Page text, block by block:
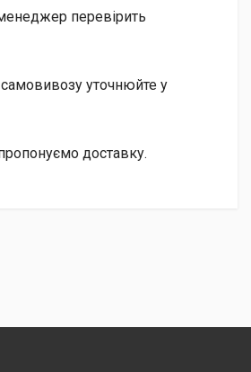
перевірить
уточнюйте у
доставку.